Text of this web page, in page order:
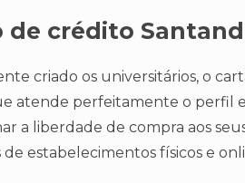
de crédito
criado os universitários, o
atende perfeitamente o perfil
a liberdade de compra aos
estabelecimentos físicos e